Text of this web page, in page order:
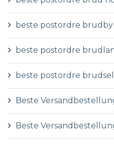
beste postordre
beste postordre
beste postordre
Beste
Beste